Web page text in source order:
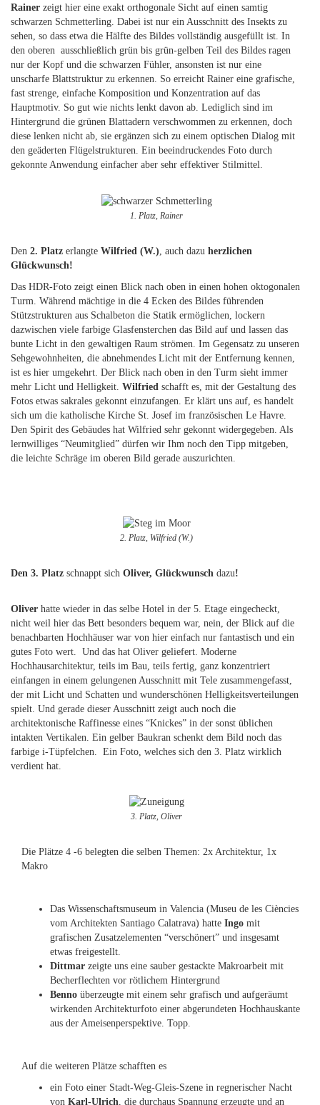
Rainer zeigt hier eine exakt orthogonale Sicht auf einen samtig
schwarzen Schmetterling. Dabei ist nur ein Ausschnitt des Insekts zu
sehen, so dass etwa die Hälfte des Bildes vollständig ausgefüllt ist. In
den oberen ausschließlich grün bis grün-gelben Teil des Bildes ragen
nur der Kopf und die schwarzen Fühler, ansonsten ist nur eine
unscharfe Blattstruktur zu erkennen. So erreicht Rainer eine grafische,
fast strenge, einfache Komposition und Konzentration auf das
Hauptmotiv. So gut wie nichts lenkt davon ab. Lediglich sind im
Hintergrund die grünen Blattadern verschwommen zu erkennen, doch
diese lenken nicht ab, sie ergänzen sich zu einem optischen Dialog mit
den geäderten Flügelstrukturen. Ein beeindruckendes Foto durch
gekonnte Anwendung einfacher aber sehr effektiver Stilmittel.
1. Platz, Rainer
Den 2. Platz erlangte Wilfried (W.) , auch dazu herzlichen
Glückwunsch!
Das HDR-Foto zeigt einen Blick nach oben in einen hohen oktogonalen
Turm. Während mächtige in die 4 Ecken des Bildes führenden
Stützstrukturen aus Schalbeton die Statik ermöglichen, lockern
dazwischen viele farbige Glasfensterchen das Bild auf und lassen das
bunte Licht in den gewaltigen Raum strömen. Im Gegensatz zu unseren
Sehgewohnheiten, die abnehmendes Licht mit der Entfernung kennen,
ist es hier umgekehrt. Der Blick nach oben in den Turm sieht immer
mehr Licht und Helligkeit. Wilfried schafft es, mit der Gestaltung des
Fotos etwas sakrales gekonnt einzufangen. Er klärt uns auf, es handelt
sich um die katholische Kirche St. Josef im französischen Le Havre.
Den Spirit des Gebäudes hat Wilfried sehr gekonnt widergegeben. Als
lernwilliges “Neumitglied” dürfen wir Ihm noch den Tipp mitgeben,
die leichte Schräge im oberen Bild gerade auszurichten.
2. Platz, Wilfried (W.)
Den 3. Platz schnappt sich Oliver, Glückwunsch dazu!
Oliver hatte wieder in das selbe Hotel in der 5. Etage eingecheckt,
nicht weil hier das Bett besonders bequem war, nein, der Blick auf die
benachbarten Hochhäuser war von hier einfach nur fantastisch und ein
gutes Foto wert. Und das hat Oliver geliefert. Moderne
Hochhausarchitektur, teils im Bau, teils fertig, ganz konzentriert
einfangen in einem gelungenen Ausschnitt mit Tele zusammengefasst,
der mit Licht und Schatten und wunderschönen Helligkeitsverteilungen
spielt. Und gerade dieser Ausschnitt zeigt auch noch die
architektonische Raffinesse eines “Knickes” in der sonst üblichen
intakten Vertikalen. Ein gelber Baukran schenkt dem Bild noch das
farbige i-Tüpfelchen. Ein Foto, welches sich den 3. Platz wirklich
verdient hat.
3. Platz, Oliver
Die Plätze 4 -6 belegten die selben Themen: 2x Architektur, 1x
Makro
Das Wissenschaftsmuseum in Valencia (Museu de les Ciències
vom Architekten Santiago Calatrava) hatte Ingo mit
grafischen Zusatzelementen “verschönert” und insgesamt
etwas freigestellt.
Dittmar zeigte uns eine sauber gestackte Makroarbeit mit
Becherflechten vor rötlichem Hintergrund
Benno überzeugte mit einem sehr grafisch und aufgeräumt
wirkenden Architekturfoto einer abgerundeten Hochhauskante
aus der Ameisenperspektive. Topp.
Auf die weiteren Plätze schafften es
ein Foto einer Stadt-Weg-Gleis-Szene in regnerischer Nacht
von Karl-Ulrich, die durchaus Spannung erzeugte und an